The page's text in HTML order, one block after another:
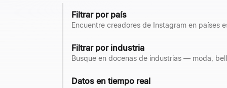
Filtrar por país
Encuentre creadores de Instagram en países
Filtrar por industria
Busque en docenas de industrias — moda,
Datos en tiempo real